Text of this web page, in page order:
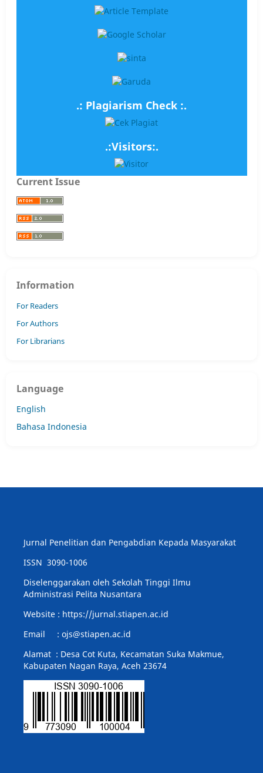
.: Plagiarism Check :.
.:Visitors:.
Current Issue
Information
For Readers
For Authors
For Librarians
Language
English
Bahasa Indonesia
Jurnal Penelitian dan Pengabdian Kepada Masyarakat
ISSN 3090-1006
Diselenggarakan oleh Sekolah Tinggi Ilmu
Administrasi Pelita Nusantara
Website : https://jurnal.stiapen.ac.id
Email : ojs@stiapen.ac.id
Alamat : Desa Cot Kuta, Kecamatan Suka Makmue,
Kabupaten Nagan Raya, Aceh 23674